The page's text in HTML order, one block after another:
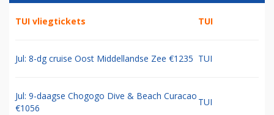
TUI vliegtickets TUI
Jul: 8-dg cruise Oost Middellandse Zee €1235 TUI
Jul: 9-daagse Chogogo Dive & Beach Curacao
€1056
TUI